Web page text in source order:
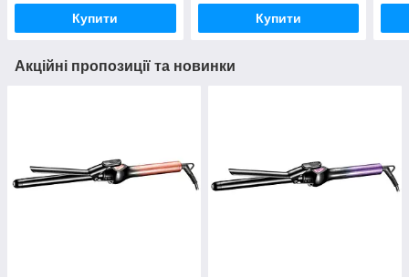
Купити Купити
Акційні пропозиції та новинки